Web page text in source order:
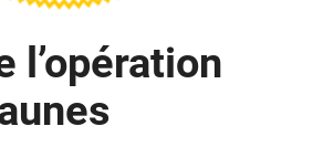
l’opération